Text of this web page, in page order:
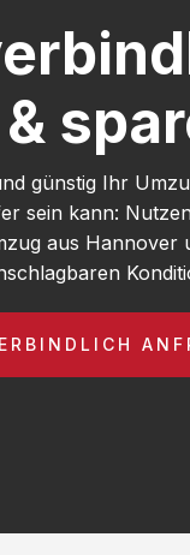
günstig Ihr
sein kann:
aus Hannover